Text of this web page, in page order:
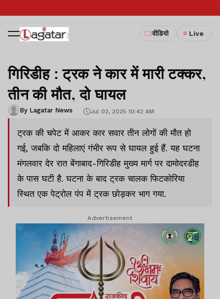
वीडियो Live
गिरिडीह : ट्रक ने कार में मारी टक्कर,
तीन की मौत, दो घायल
By Lagatar News Jul 02, 2025 10:42 AM
ट्रक की चपेट में आकर कार सवार तीन लोगों की मौत हो
गई, जबकि दो महिलाएं गंभीर रूप से घायल हुई हैं. यह घटना
मंगलवार देर रात बेंगाबाद-गिरिडीह मुख्य मार्ग पर दामोदरडीह
के पास घटी है. घटना के बाद ट्रक चालक फिटकोरिया
स्थित एक पेट्रोल पंप में ट्रक छोड़कर भाग गया.
Advertisement